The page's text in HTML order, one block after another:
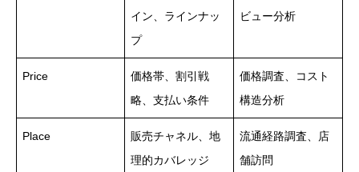
イン、ラインナッ
プ
ビュー分析
Price
価格帯、割引戦
略、支払い条件
価格調査、コスト
構造分析
Place
販売チャネル、地
理的カバレッジ
流通経路調査、店
舗訪問